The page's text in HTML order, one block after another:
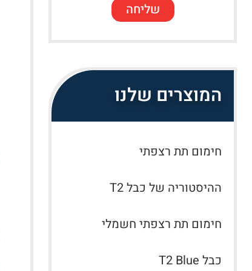
שליחה
המוצרים שלנו
חימום תת רצפתי
ההיסטוריה של כבל T2
חימום תת רצפתי חשמלי
כבל T2 Blue